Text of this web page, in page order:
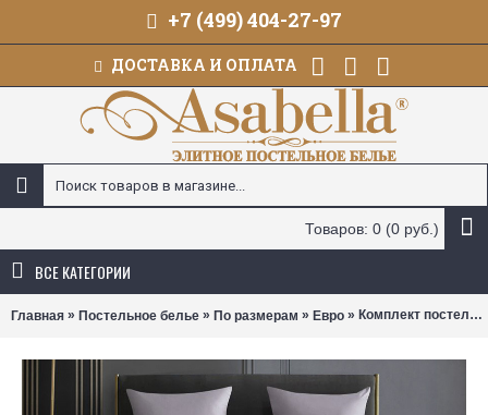
+7 (499) 404-27-97
ДОСТАВКА И ОПЛАТА
Товаров: 0 (0 руб.)
ВСЕ КАТЕГОРИИ
Главная » Постельное белье » По размерам » Евро » Комплект постельного белья Asabella 2144 (размер евро)